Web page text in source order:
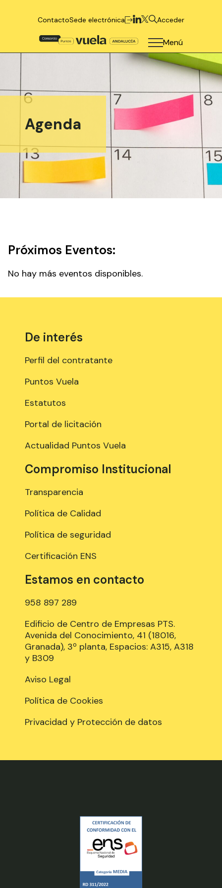
ContactoSede electrónica Acceder
Menú
Agenda
Próximos Eventos:
No hay más eventos disponibles.
De interés
Perfil del contratante
Puntos Vuela
Estatutos
Portal de licitación
Actualidad Puntos Vuela
Compromiso Institucional
Transparencia
Política de Calidad
Política de seguridad
Certificación ENS
Estamos en contacto
958 897 289
Edificio de Centro de Empresas PTS.
Avenida del Conocimiento, 41 (18016,
Granada), 3º planta, Espacios: A315, A318
y B309
Aviso Legal
Política de Cookies
Privacidad y Protección de datos